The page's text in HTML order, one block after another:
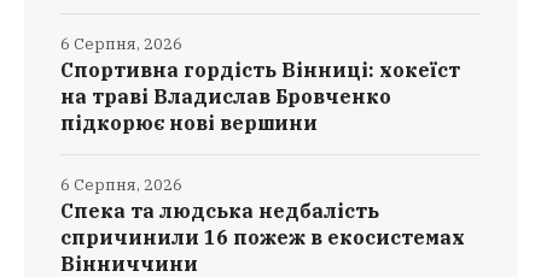
Спортивна гордість Вінниці: хокеїст
на траві Владислав Бровченко
підкорює нові вершини
6 Серпня, 2026
Спека та людська недбалість
спричинили 16 пожеж в екосистемах
Вінниччини
6 Серпня, 2026